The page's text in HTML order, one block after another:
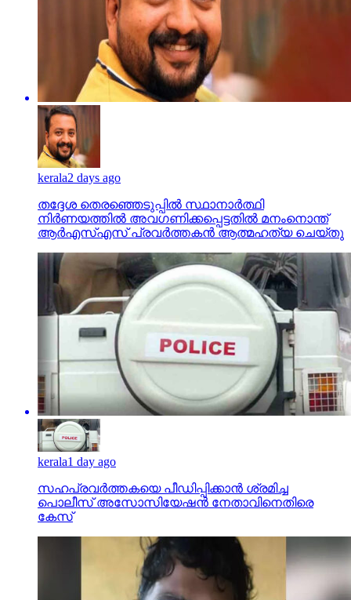
kerala2 days ago
തദ്ദേശ തെരഞ്ഞെടുപ്പില്‍ സ്ഥാനാര്‍ത്ഥി
നിര്‍ണയത്തില്‍ അവഗണിക്കപ്പെട്ടതില്‍ മനംനൊന്ത്
ആര്‍എസ്എസ് പ്രവര്‍ത്തകന്‍ ആത്മഹത്യ ചെയ്തു
kerala1 day ago
സഹപ്രവര്‍ത്തകയെ പീഡിപ്പിക്കാന്‍ ശ്രമിച്ച
പൊലീസ് അസോസിയേഷന്‍ നേതാവിനെതിരെ
കേസ്